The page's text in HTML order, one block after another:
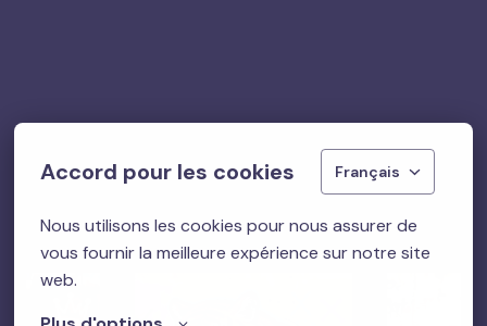
Accord pour les cookies Français
Nous utilisons les cookies pour nous assurer de
vous fournir la meilleure expérience sur notre site
web.